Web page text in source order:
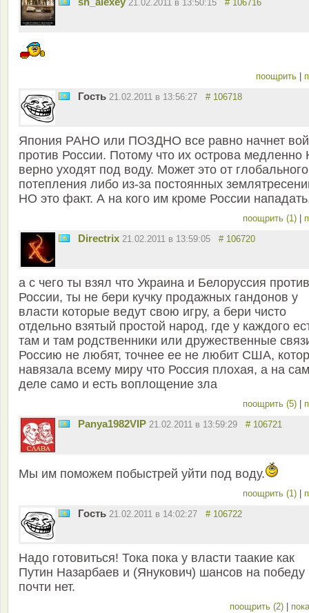
21.02.2011 в 13:50:15 # 106716
поощрить
Гость 21.02.2011 в 13:56:27 # 106718
Япония РАНО или ПОЗДНО все равно начнет
против России. Потому что их острова
верно уходят под воду. Может это от глобального
потепления либо из-за постоянных
НО это факт. А на кого им кроме России
поощрить (1)
Directrix 21.02.2011 в 13:59:05 # 106720
а с чего ты взял что Украина и Белоруссия против
России, ты не бери кучку продажных гандонов у
власти которые ведут свою игру, а бери чисто
отдельно взятый простой народ, где у каждого
там и там родственники или дружественные
Россию не любят, точнее ее не любит США,
навязала всему миру что Россия плохая, а на
деле само и есть воплощение зла
поощрить (5)
Panya1982VIP 21.02.2011 в 13:59:29 # 106721
Мы им поможем побыстрей уйти под воду.
поощрить (1)
Гость 21.02.2011 в 14:02:27 # 106722
Надо готовиться! Тока пока у власти таакие как
Путин Назарбаев и (Янукович) шансов на победу
почти нет.
поощрить (2)